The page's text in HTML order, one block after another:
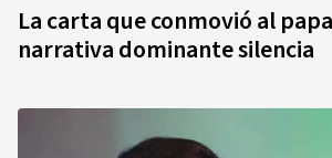
La carta que conmovió al
narrativa dominante silencia